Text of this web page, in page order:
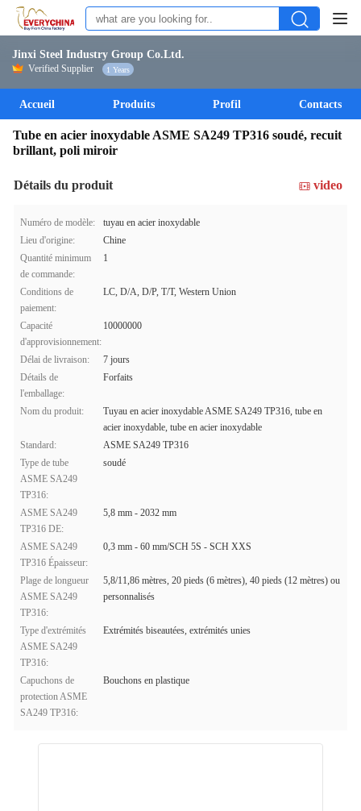
Jinxi Steel Industry Group Co.Ltd.
Verified Supplier 1 Years
Accueil Produits Profil Contacts
Tube en acier inoxydable ASME SA249 TP316 soudé, recuit
brillant, poli miroir
Détails du produit video
Numéro de modèle:
tuyau en acier inoxydable
Lieu d'origine:
Chine
Quantité minimum
de commande:
1
Conditions de
paiement:
LC, D/A, D/P, T/T, Western Union
Capacité
d'approvisionnement:
10000000
Délai de livraison:
7 jours
Détails de
l'emballage:
Forfaits
Nom du produit:
Tuyau en acier inoxydable ASME SA249 TP316, tube en
acier inoxydable, tube en acier inoxydable
Standard:
ASME SA249 TP316
Type de tube
ASME SA249
TP316:
soudé
ASME SA249
TP316 DE:
5,8 mm - 2032 mm
ASME SA249
TP316 Épaisseur:
0,3 mm - 60 mm/SCH 5S - SCH XXS
Plage de longueur
ASME SA249
TP316:
5,8/11,86 mètres, 20 pieds (6 mètres), 40 pieds (12 mètres) ou
personnalisés
Type d'extrémités
ASME SA249
TP316:
Extrémités biseautées, extrémités unies
Capuchons de
protection ASME
SA249 TP316:
Bouchons en plastique